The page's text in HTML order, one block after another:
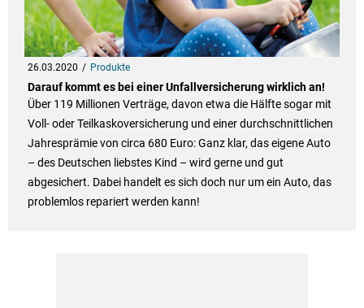
26.03.2020 Produkte
Darauf kommt es bei einer Unfallversicherung wirklich an!
Über 119 Millionen Verträge, davon etwa die Hälfte sogar mit
Voll- oder Teilkaskoversicherung und einer durchschnittlichen
Jahresprämie von circa 680 Euro: Ganz klar, das eigene Auto
– des Deutschen liebstes Kind – wird gerne und gut
abgesichert. Dabei handelt es sich doch nur um ein Auto, das
problemlos repariert werden kann!